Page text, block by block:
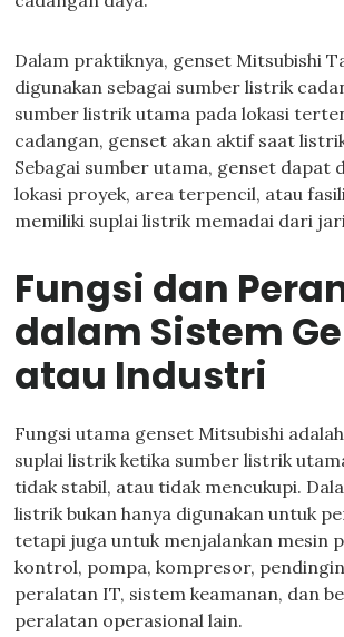
Dalam praktiknya, genset Mitsubishi
digunakan sebagai sumber listrik
sumber listrik utama pada lokasi
cadangan, genset akan aktif saat
Sebagai sumber utama, genset dapat
lokasi proyek, area terpencil, atau
memiliki suplai listrik memadai dari
Fungsi dan
dalam Sistem
atau Industri
Fungsi utama genset Mitsubishi
suplai listrik ketika sumber listrik
tidak stabil, atau tidak mencukupi.
listrik bukan hanya digunakan untuk
tetapi juga untuk menjalankan mesin
kontrol, pompa, kompresor,
peralatan IT, sistem keamanan, dan
peralatan operasional lain.